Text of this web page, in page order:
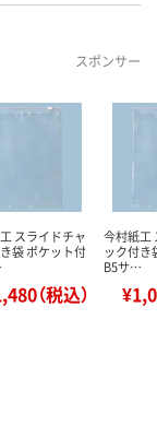
スポンサー
スライドチャ
袋 ポケット付
（税込）
今村紙工
ック付き
B5サ…